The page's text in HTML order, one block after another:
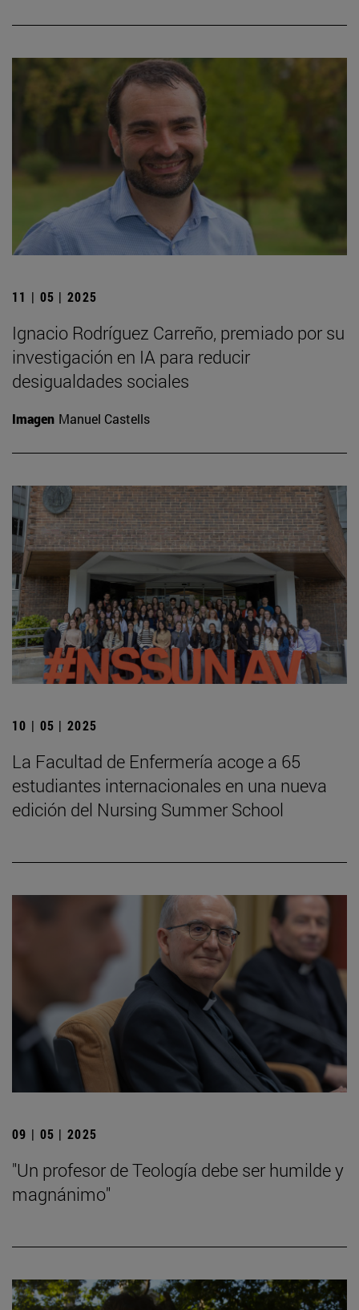
11 | 05 | 2025
Ignacio Rodríguez Carreño, premiado por su
investigación en IA para reducir
desigualdades sociales
Imagen Manuel Castells
10 | 05 | 2025
La Facultad de Enfermería acoge a 65
estudiantes internacionales en una nueva
edición del Nursing Summer School
09 | 05 | 2025
"Un profesor de Teología debe ser humilde y
magnánimo"